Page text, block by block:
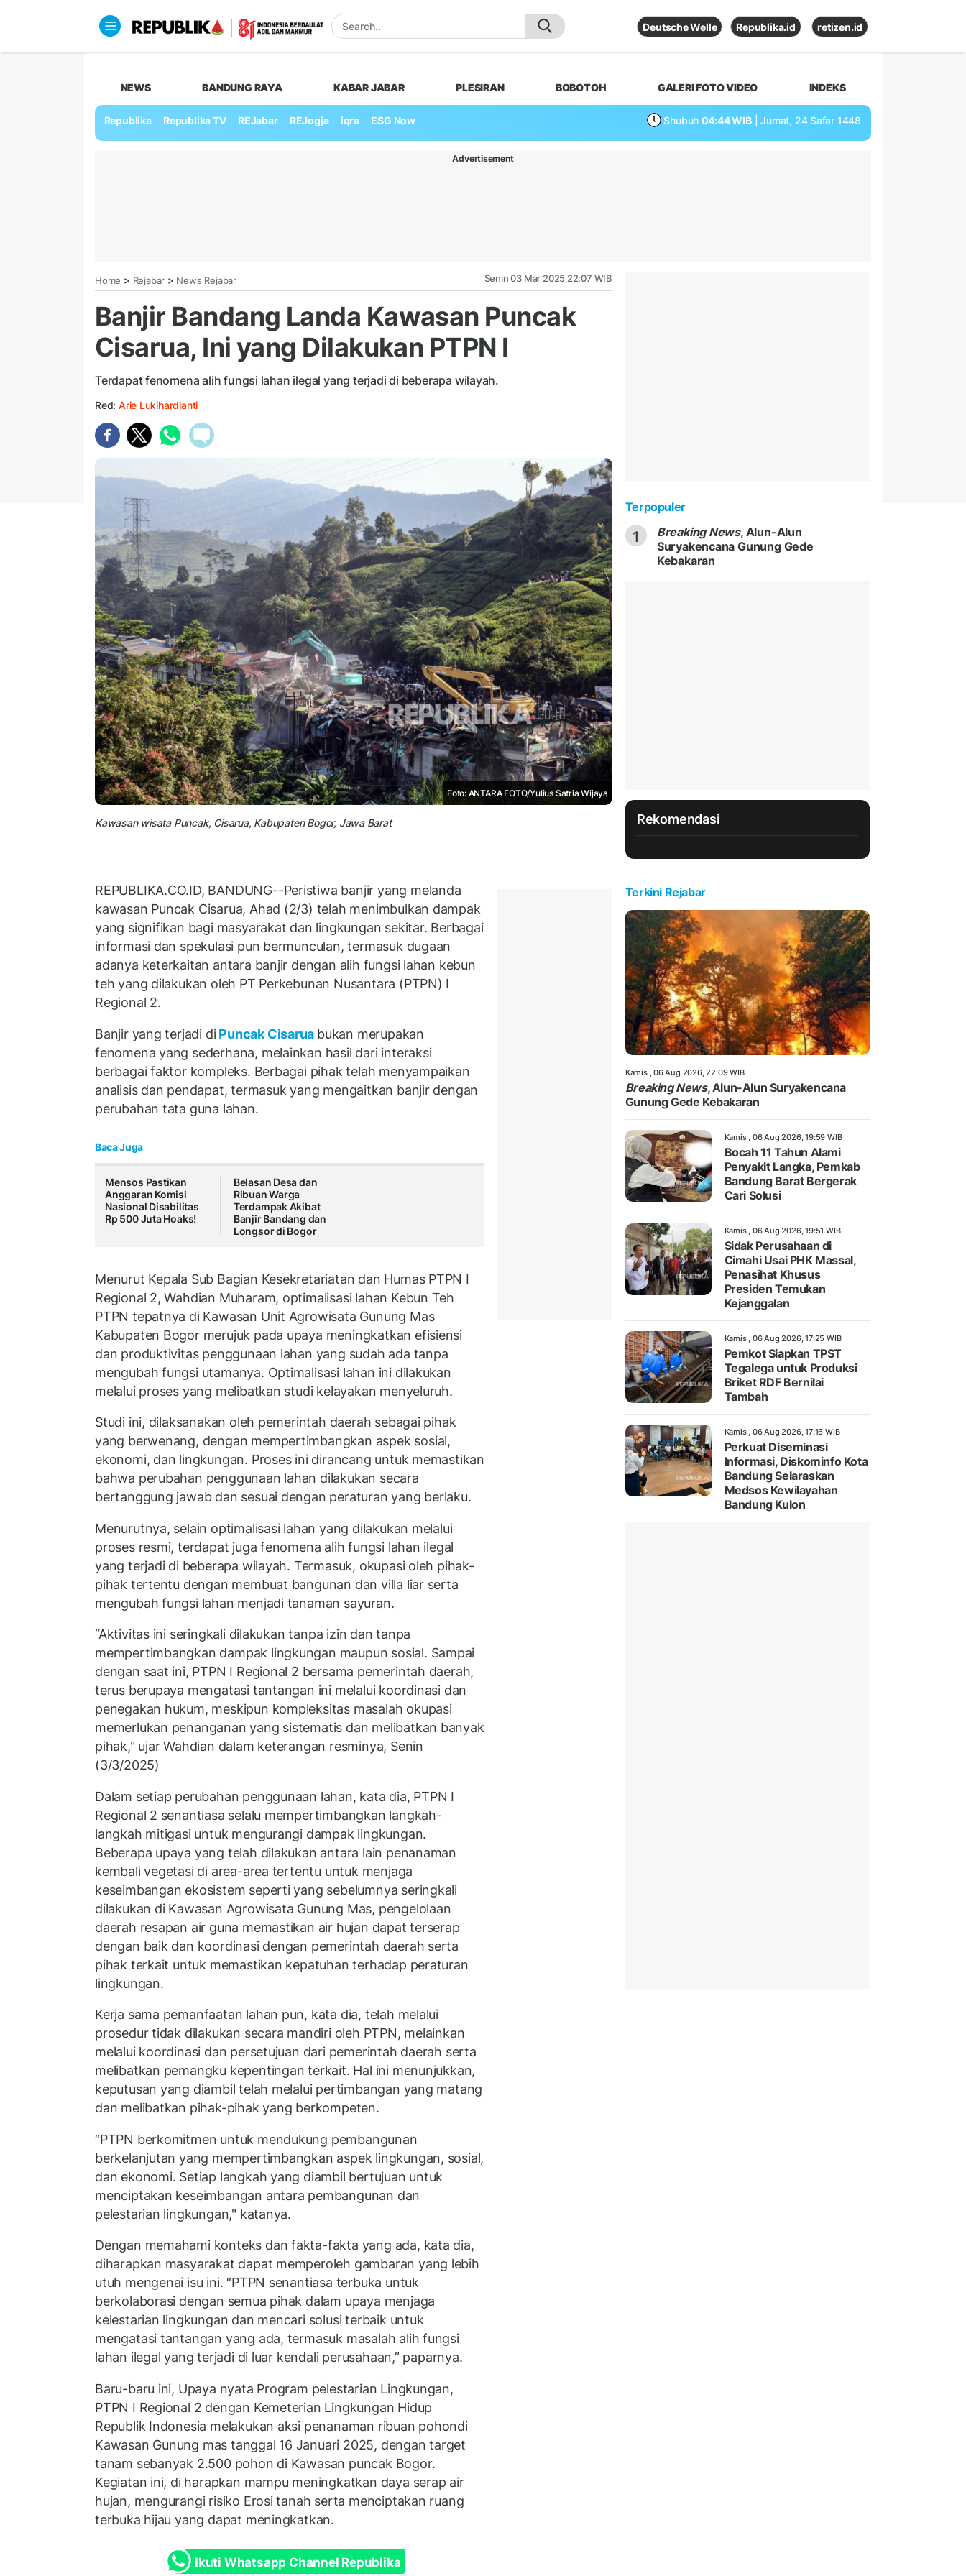
Deutsche Welle Republika.id retizen.id
NEWS BANDUNG RAYA KABAR JABAR PLESIRAN BOBOTOH GALERI FOTO VIDEO INDEKS
Republika Republika TV REJabar REJogja iqra ESG Now Shubuh 04:44 WIB | Jumat, 24 Safar 1448
Advertisement
Home > Rejabar > News Rejabar Senin 03 Mar 2025 22:07 WIB
Banjir Bandang Landa Kawasan Puncak
Cisarua, Ini yang Dilakukan PTPN I
Terdapat fenomena alih fungsi lahan ilegal yang terjadi di beberapa wilayah.
Red: Arie Lukihardianti
Foto: ANTARA FOTO/Yulius Satria Wijaya
Kawasan wisata Puncak, Cisarua, Kabupaten Bogor, Jawa Barat
REPUBLIKA.CO.ID, BANDUNG--Peristiwa banjir yang melanda
kawasan Puncak Cisarua, Ahad (2/3) telah menimbulkan dampak
yang signifikan bagi masyarakat dan lingkungan sekitar. Berbagai
informasi dan spekulasi pun bermunculan, termasuk dugaan
adanya keterkaitan antara banjir dengan alih fungsi lahan kebun
teh yang dilakukan oleh PT Perkebunan Nusantara (PTPN) I
Regional 2.
Banjir yang terjadi diPuncak Cisarua bukan merupakan
fenomena yang sederhana, melainkan hasil dari interaksi
berbagai faktor kompleks. Berbagai pihak telah menyampaikan
analisis dan pendapat, termasuk yang mengaitkan banjir dengan
perubahan tata guna lahan.
Baca Juga
Mensos Pastikan
Anggaran Komisi
Nasional Disabilitas
Rp 500 Juta Hoaks!
Belasan Desa dan
Ribuan Warga
Terdampak Akibat
Banjir Bandang dan
Longsor di Bogor
Menurut Kepala Sub Bagian Kesekretariatan dan Humas PTPN I
Regional 2, Wahdian Muharam, optimalisasi lahan Kebun Teh
PTPN tepatnya di Kawasan Unit Agrowisata Gunung Mas
Kabupaten Bogor merujuk pada upaya meningkatkan efisiensi
dan produktivitas penggunaan lahan yang sudah ada tanpa
mengubah fungsi utamanya. Optimalisasi lahan ini dilakukan
melalui proses yang melibatkan studi kelayakan menyeluruh.
Studi ini, dilaksanakan oleh pemerintah daerah sebagai pihak
yang berwenang, dengan mempertimbangkan aspek sosial,
ekonomi, dan lingkungan. Proses ini dirancang untuk memastikan
bahwa perubahan penggunaan lahan dilakukan secara
bertanggung jawab dan sesuai dengan peraturan yang berlaku.
Menurutnya, selain optimalisasi lahan yang dilakukan melalui
proses resmi, terdapat juga fenomena alih fungsi lahan ilegal
yang terjadi di beberapa wilayah. Termasuk, okupasi oleh pihak-
pihak tertentu dengan membuat bangunan dan villa liar serta
mengubah fungsi lahan menjadi tanaman sayuran.
“Aktivitas ini seringkali dilakukan tanpa izin dan tanpa
mempertimbangkan dampak lingkungan maupun sosial. Sampai
dengan saat ini, PTPN I Regional 2 bersama pemerintah daerah,
terus berupaya mengatasi tantangan ini melalui koordinasi dan
penegakan hukum, meskipun kompleksitas masalah okupasi
memerlukan penanganan yang sistematis dan melibatkan banyak
pihak," ujar Wahdian dalam keterangan resminya, Senin
(3/3/2025)
Dalam setiap perubahan penggunaan lahan, kata dia, PTPN I
Regional 2 senantiasa selalu mempertimbangkan langkah-
langkah mitigasi untuk mengurangi dampak lingkungan.
Beberapa upaya yang telah dilakukan antara lain penanaman
kembali vegetasi di area-area tertentu untuk menjaga
keseimbangan ekosistem seperti yang sebelumnya seringkali
dilakukan di Kawasan Agrowisata Gunung Mas, pengelolaan
daerah resapan air guna memastikan air hujan dapat terserap
dengan baik dan koordinasi dengan pemerintah daerah serta
pihak terkait untuk memastikan kepatuhan terhadap peraturan
lingkungan.
Kerja sama pemanfaatan lahan pun, kata dia, telah melalui
prosedur tidak dilakukan secara mandiri oleh PTPN, melainkan
melalui koordinasi dan persetujuan dari pemerintah daerah serta
melibatkan pemangku kepentingan terkait. Hal ini menunjukkan,
keputusan yang diambil telah melalui pertimbangan yang matang
dan melibatkan pihak-pihak yang berkompeten.
“PTPN berkomitmen untuk mendukung pembangunan
berkelanjutan yang mempertimbangkan aspek lingkungan, sosial,
dan ekonomi. Setiap langkah yang diambil bertujuan untuk
menciptakan keseimbangan antara pembangunan dan
pelestarian lingkungan," katanya.
Dengan memahami konteks dan fakta-fakta yang ada, kata dia,
diharapkan masyarakat dapat memperoleh gambaran yang lebih
utuh mengenai isu ini. “PTPN senantiasa terbuka untuk
berkolaborasi dengan semua pihak dalam upaya menjaga
kelestarian lingkungan dan mencari solusi terbaik untuk
mengatasi tantangan yang ada, termasuk masalah alih fungsi
lahan ilegal yang terjadi di luar kendali perusahaan,” paparnya.
Baru-baru ini, Upaya nyata Program pelestarian Lingkungan,
PTPN I Regional 2 dengan Kemeterian Lingkungan Hidup
Republik Indonesia melakukan aksi penanaman ribuan pohondi
Kawasan Gunung mas tanggal 16 Januari 2025, dengan target
tanam sebanyak 2.500 pohon di Kawasan puncak Bogor.
Kegiatan ini, di harapkan mampu meningkatkan daya serap air
hujan, mengurangi risiko Erosi tanah serta menciptakan ruang
terbuka hijau yang dapat meningkatkan.
Ikuti Whatsapp Channel Republika
Terpopuler
1 Breaking News, Alun-Alun
Suryakencana Gunung Gede
Kebakaran
Rekomendasi
Terkini Rejabar
Kamis , 06 Aug 2026, 22:09 WIB
Breaking News, Alun-Alun Suryakencana
Gunung Gede Kebakaran
Kamis , 06 Aug 2026, 19:59 WIB
Bocah 11 Tahun Alami
Penyakit Langka, Pemkab
Bandung Barat Bergerak
Cari Solusi
Kamis , 06 Aug 2026, 19:51 WIB
Sidak Perusahaan di
Cimahi Usai PHK Massal,
Penasihat Khusus
Presiden Temukan
Kejanggalan
Kamis , 06 Aug 2026, 17:25 WIB
Pemkot Siapkan TPST
Tegalega untuk Produksi
Briket RDF Bernilai
Tambah
Kamis , 06 Aug 2026, 17:16 WIB
Perkuat Diseminasi
Informasi, Diskominfo Kota
Bandung Selaraskan
Medsos Kewilayahan
Bandung Kulon